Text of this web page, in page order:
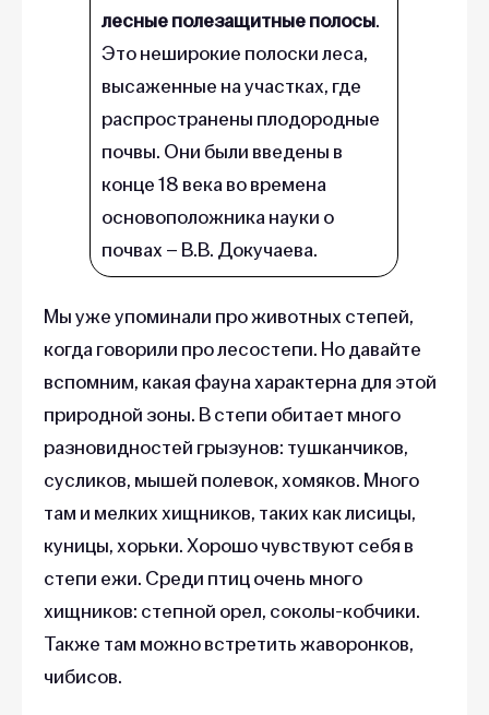
лесные полезащитные полосы.
Это неширокие полоски леса,
высаженные на участках, где
распространены плодородные
почвы. Они были введены в
конце 18 века во времена
основоположника науки о
почвах – В.В. Докучаева.
Мы уже упоминали про животных степей,
когда говорили про лесостепи. Но давайте
вспомним, какая фауна характерна для этой
природной зоны. В степи обитает много
разновидностей грызунов: тушканчиков,
сусликов, мышей полевок, хомяков. Много
там и мелких хищников, таких как лисицы,
куницы, хорьки. Хорошо чувствуют себя в
степи ежи. Среди птиц очень много
хищников: степной орел, соколы-кобчики.
Также там можно встретить жаворонков,
чибисов.